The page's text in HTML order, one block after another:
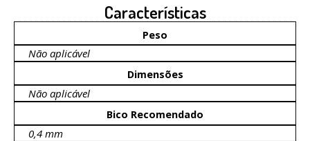
Características
Peso
Não aplicável
Dimensões
Não aplicável
Bico Recomendado
0,4 mm